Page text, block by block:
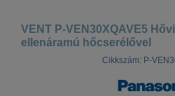
VENT P-VEN30XQAVE5
ellenáramú hőcserélővel
Cikkszám: P-